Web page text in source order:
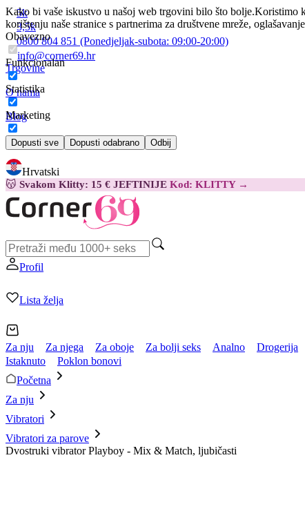
Kako bi vaše iskustvo u našoj web trgovini bilo što bolje.Koristimo
korištenju naše stranice s partnerima za društvene mreže,
Obavezno
Funkcionalan
Statistika
Marketing
Dopusti sve Dopusti odabrano Odbij
5k
3,5k
0800 804 851 (Ponedjeljak-subota: 09:00-20:00)
info@corner69.hr
Trgovine
O nama
Blog
Kontakt
Hrvatski
😽 Svakom Klitty: 15 € JEFTINIJE Kod: KLITTY →
Profil
Lista želja
Za nju Za njega Za oboje Za bolji seks Analno Drogerija
Istaknuto
Poklon bonovi
Početna
Za nju
Vibratori
Vibratori za parove
Dvostruki vibrator Playboy - Mix & Match, ljubičasti